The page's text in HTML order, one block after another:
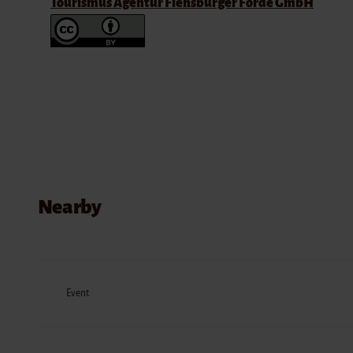
Tourismus Agentur Flensburger Förde GmbH
Nearby
Event